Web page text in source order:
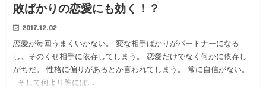
敗ばかりの恋愛にも効く！？
2017.12.02
恋愛が毎回うまくいかない。 変な相手ばかりがパートナーになる
し、そのくせ相手に依存してしまう。 恋愛だけでなく何かに依存し
がちだ。 性格に偏りがあるとか言われてしまう。 常に自信がない。
そして何より胸にぽ…